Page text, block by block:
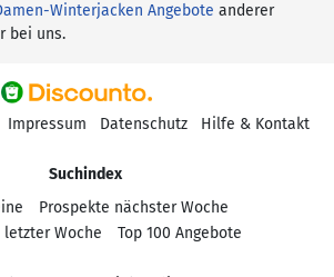
Winterjacken Angebote anderer
bei uns.
Impressum Datenschutz Hilfe & Kontakt
Suchindex
Prospekte nächster Woche
letzter Woche
Top 100 Angebote